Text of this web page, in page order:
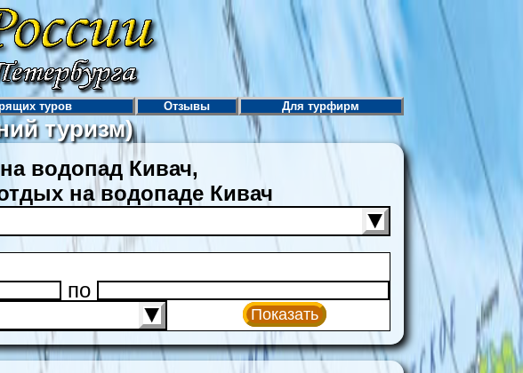
туров Отзывы Для турфирм
туризм)
водопад Кивач,
на водопаде Кивач
по
Показать